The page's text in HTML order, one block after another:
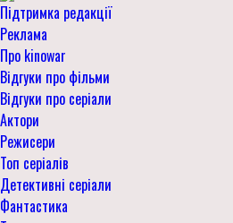
Підтримка редакції
Реклама
Про kinowar
Відгуки про фільми
Відгуки про серіали
Актори
Режисери
Топ серіалів
Детективні серіали
Фантастика